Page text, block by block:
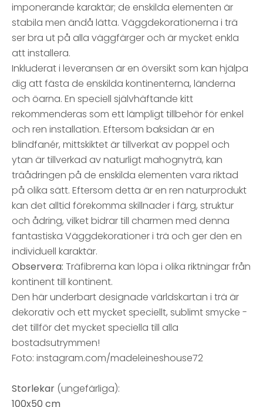
imponerande karaktär; de enskilda elementen är
stabila men ändå lätta. Väggdekorationerna i trä
ser bra ut på alla väggfärger och är mycket enkla
att installera.
Inkluderat i leveransen är en översikt som kan hjälpa
dig att fästa de enskilda kontinenterna, länderna
och öarna. En speciell självhäftande kitt
rekommenderas som ett lämpligt tillbehör för enkel
och ren installation. Eftersom baksidan är en
blindfanér, mittskiktet är tillverkat av poppel och
ytan är tillverkad av naturligt mahognyträ, kan
träådringen på de enskilda elementen vara riktad
på olika sätt. Eftersom detta är en ren naturprodukt
kan det alltid förekomma skillnader i färg, struktur
och ådring, vilket bidrar till charmen med denna
fantastiska Väggdekorationer i trä och ger den en
individuell karaktär.
Observera: Träfibrerna kan löpa i olika riktningar från
kontinent till kontinent.
Den här underbart designade världskartan i trä är
dekorativ och ett mycket speciellt, sublimt smycke -
det tillför det mycket speciella till alla
bostadsutrymmen!
Foto: instagram.com/madeleineshouse72
Storlekar (ungefärliga):
100x50 cm